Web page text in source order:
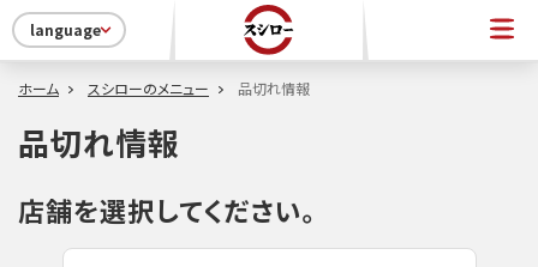
language
ホーム スシローのメニュー 品切れ情報
品切れ情報
店舗を選択してください。